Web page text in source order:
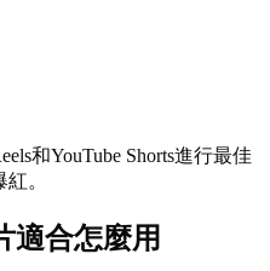
和YouTube Shorts進行最佳
。
適合怎麼用